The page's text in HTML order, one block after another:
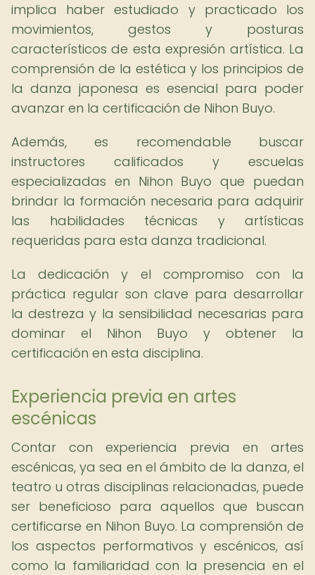
implica haber estudiado y practicado los
movimientos, gestos y posturas
característicos de esta expresión artística. La
comprensión de la estética y los principios de
la danza japonesa es esencial para poder
avanzar en la certificación de Nihon Buyo.
Además, es recomendable buscar
instructores calificados y escuelas
especializadas en Nihon Buyo que puedan
brindar la formación necesaria para adquirir
las habilidades técnicas y artísticas
requeridas para esta danza tradicional.
La dedicación y el compromiso con la
práctica regular son clave para desarrollar
la destreza y la sensibilidad necesarias para
dominar el Nihon Buyo y obtener la
certificación en esta disciplina.
Experiencia previa en artes
escénicas
Contar con experiencia previa en artes
escénicas, ya sea en el ámbito de la danza, el
teatro u otras disciplinas relacionadas, puede
ser beneficioso para aquellos que buscan
certificarse en Nihon Buyo. La comprensión de
los aspectos performativos y escénicos, así
como la familiaridad con la presencia en el